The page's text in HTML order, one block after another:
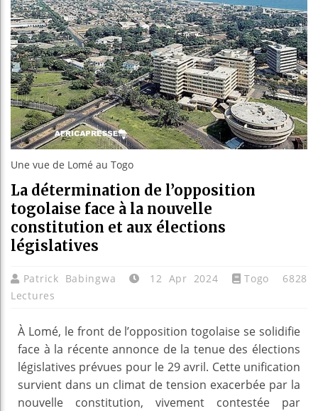
Guinée
Bénin :
Une vue de Lomé au Togo
La détermination de l’opposition
togolaise face à la nouvelle
constitution et aux élections
législatives
Patrick Babingwa 12 Apr 2024 Togo
6828
Lectures
À Lomé, le front de l’opposition togolaise se solidifie
face à la récente annonce de la tenue des élections
législatives prévues pour le 29 avril. Cette unification
survient dans un climat de tension exacerbée par la
nouvelle constitution, vivement contestée par